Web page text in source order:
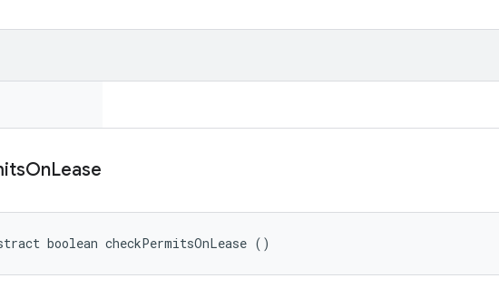
OnLease
boolean checkPermitsOnLease ()